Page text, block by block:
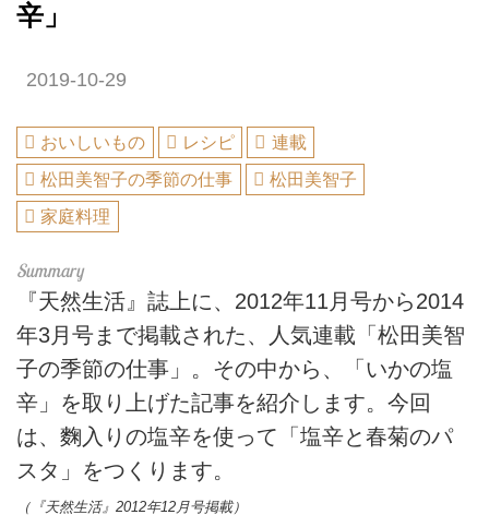
辛」
2019-10-29
おいしいもの レシピ
連載
松田美智子の季節の仕事
松田美智子
家庭料理
『天然生活』誌上に、2012年11月号から2014
年3月号まで掲載された、人気連載「松田美智
子の季節の仕事」。その中から、「いかの塩
辛」を取り上げた記事を紹介します。今回
は、麴入りの塩辛を使って「塩辛と春菊のパ
スタ」をつくります。
（『天然生活』2012年12月号掲載）